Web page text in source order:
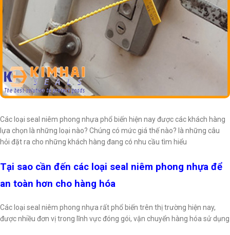
Các loại seal niêm phong nhựa phổ biến hiện nay được các khách hàng
lựa chọn là những loại nào? Chúng có mức giá thế nào? là những câu
hỏi đặt ra cho những khách hàng đang có nhu cầu tìm hiểu
Tại sao cần đến các loại seal niêm phong nhựa để
an toàn hơn cho hàng hóa
Các loại seal niêm phong nhựa rất phổ biến trên thị trường hiện nay,
được nhiều đơn vị trong lĩnh vực đóng gói, vận chuyển hàng hóa sử dụng